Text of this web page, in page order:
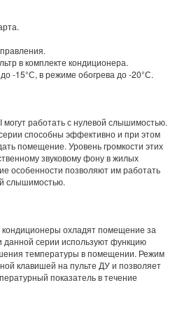
в комплекте кондиционера.
-15°С, в режиме обогрева до -20°С.
работать с нулевой слышимостью.
способны эффективно и при этом
помещение. Уровень громкости этих
звуковому фону в жилых
особенности позволяют им работать
слышимостью.
охладят помещение за
данной серии используют функцию
температуры в помещении. Режим
клавишей на пульте ДУ и позволяет
показатель в течение